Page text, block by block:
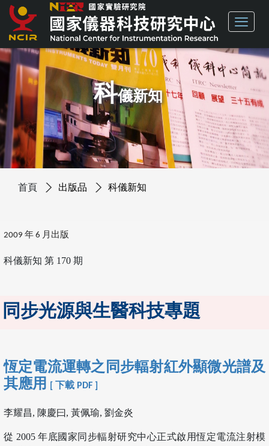
科儀新知
首頁 出版品 科儀新知
2009 年 6 月出版
科儀新知 第 170 期
同步光源與生醫科技專題
恆定電流運轉之同步輻射紅外顯微光譜及
其應用
[ 下載 PDF ]
李耀昌, 陳慶曰, 黃佩瑜, 劉金炎
從 2005 年底國家同步輻射研究中心正式啟用恆定電流注射模